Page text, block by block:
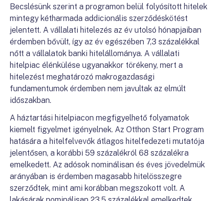
Becslésünk szerint a programon belül folyósított hitelek
mintegy kétharmada addicionális szerződéskötést
jelentett. A vállalati hitelezés az év utolsó hónapjaiban
érdemben bővült, így az év egészében 7,3 százalékkal
nőtt a vállalatok banki hitelállománya. A vállalati
hitelpiac élénkülése ugyanakkor törékeny, mert a
hitelezést meghatározó makrogazdasági
fundamentumok érdemben nem javultak az elmúlt
időszakban.
A háztartási hitelpiacon megfigyelhető folyamatok
kiemelt figyelmet igényelnek. Az Otthon Start Program
hatására a hitelfelvevők átlagos hitelfedezeti mutatója
jelentősen, a korábbi 59 százalékról 68 százalékra
emelkedett. Az adósok nominálisan és éves jövedelmük
arányában is érdemben magasabb hitelösszegre
szerződtek, mint ami korábban megszokott volt. A